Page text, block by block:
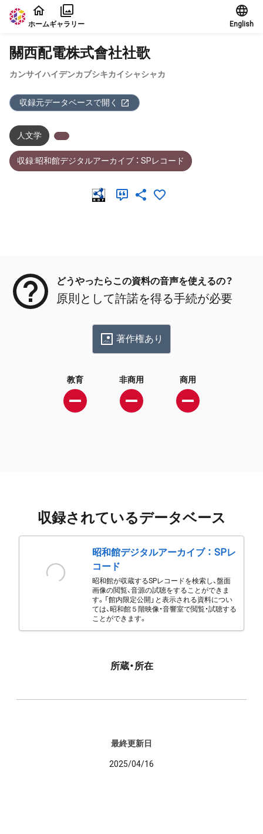
本文に飛ぶ
ホームギャラリー English
關西配電株式會社社歌
カンサイハイデンカブシキカイシャシャカ
収録元データベースで開く
人文学
収録:昭和館デジタルアーカイブ ： SPレコード
どうやったらこの資料の音声を使えるの？
原則として許諾を得る手続が必要
著作権あり
教育 非商用 商用
収録されているデータベース
昭和館デジタルアーカイブ ： SPレ
コード
昭和館が収蔵するSPレコードを検索し、盤面
画像の閲覧、音源の試聴をすることができま
す。「館内限定公開」と表示される資料につい
ては、昭和館５階映像・音響室で閲覧・試聴する
ことができます。
所蔵・所在
最終更新日
2025/04/16